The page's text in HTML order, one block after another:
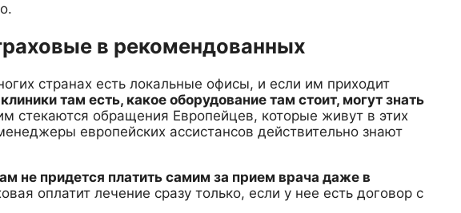
в рекомендованных
странах есть локальные офисы, и если им приходит
там есть, какое оборудование там стоит, могут знать
стекаются обращения Европейцев, которые живут в этих
европейских ассистансов действительно знают
не придется платить самим за прием врача даже в
оплатит лечение сразу только, если у нее есть договор с